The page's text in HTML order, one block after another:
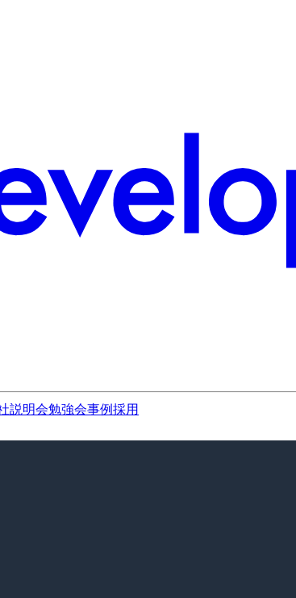
説明会勉強会事例採用